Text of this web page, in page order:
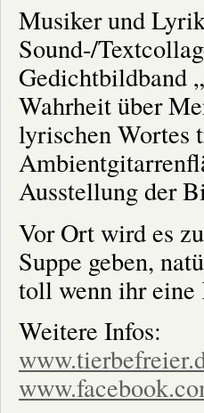
Musiker und
Sound-/
Gedichtbildband
Wahrheit über
lyrischen Wortes
Ausstellung der
Vor Ort wird es
Suppe geben,
toll wenn ihr
Weitere Infos: